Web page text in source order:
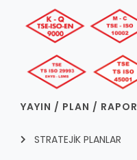
YAYIN / PLAN / RAPOR
STRATEJİK PLANLAR